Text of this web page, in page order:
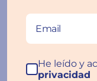
He leído y
privacidad